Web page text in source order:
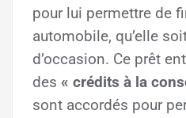
pour lui permettre de
automobile, qu’elle
d’occasion. Ce prêt
des « crédits à la
sont accordés pour